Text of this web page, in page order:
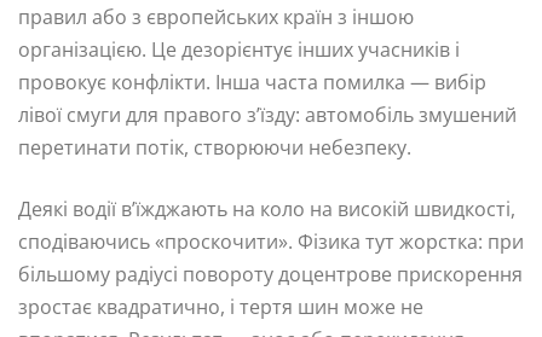
правил або з європейських країн з іншою
організацією. Це дезорієнтує інших учасників і
провокує конфлікти. Інша часта помилка — вибір
лівої смуги для правого з’їзду: автомобіль змушений
перетинати потік, створюючи небезпеку.
Деякі водії в’їжджають на коло на високій швидкості,
сподіваючись «проскочити». Фізика тут жорстка: при
більшому радіусі повороту доцентрове прискорення
зростає квадратично, і тертя шин може не